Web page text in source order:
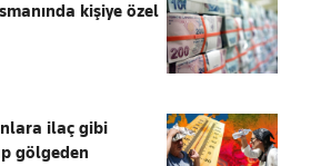
kişiye özel
ilaç gibi
gölgeden